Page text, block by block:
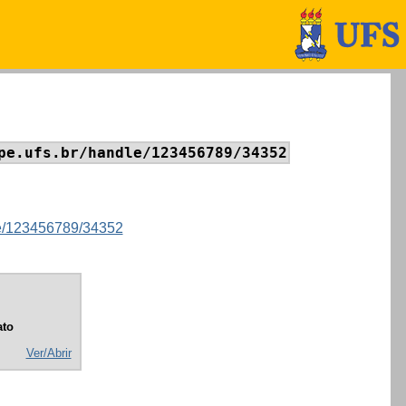
handle/123456789/34352
123456789/34352
Ver/Abrir